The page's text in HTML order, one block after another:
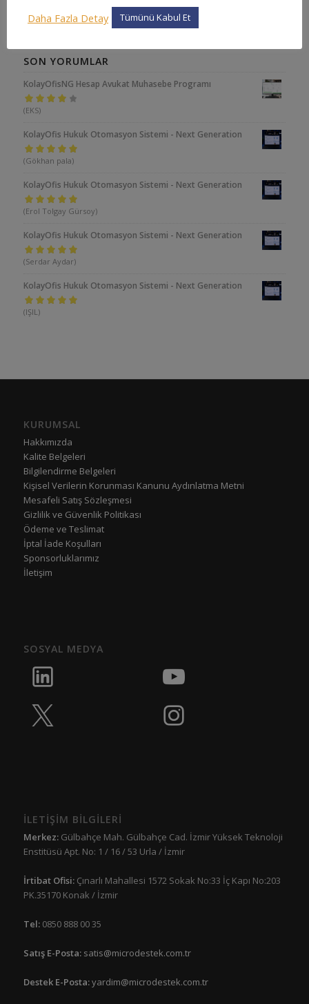
Sözleşme Yönetim Sistemi
SON YORUMLAR
KolayOfisNG Hesap Avukat Muhasebe Programı
5
4oy aldı
(EKS)
KolayOfis Hukuk Otomasyon Sistemi - Next Generation
5 üzerinden5
(Gökhan pala)
KolayOfis Hukuk Otomasyon Sistemi - Next Generation
5 üzerinden5
(Erol Tolgay Gürsoy)
KolayOfis Hukuk Otomasyon Sistemi - Next Generation
5 üzerinden5
(Serdar Aydar)
KolayOfis Hukuk Otomasyon Sistemi - Next Generation
5 üzerinden
(IŞIL)
KURUMSAL
Hakkımızda
Kalite Belgeleri
Bilgilendirme Belgeleri
Kişisel Verilerin Korunması Kanunu Aydınlatma Metni
Mesafeli Satış Sözleşmesi
Gizlilik ve Güvenlik Politikası
Ödeme ve Teslimat
İptal İade Koşulları
Sponsorluklarımız
İletişim
SOSYAL MEDYA
İLETİŞİM BİLGİLERİ
Merkez:Gülbahçe Mah. Gülbahçe Cad. İzmir Yüksek Teknoloji
Enstitüsü Apt. No: 1 / 16 / 53 Urla / İzmir
İrtibat Ofisi: Çınarlı Mahallesi 1572 Sokak No:33 İç Kapı No:203
PK.35170 Konak / İzmir
Tel:0850 888 00 35
Satış E-Posta: satis@microdestek.com.tr
Destek E-Posta:yardim@microdestek.com.tr
Daha Fazla Detay
Tümünü Kabul Et